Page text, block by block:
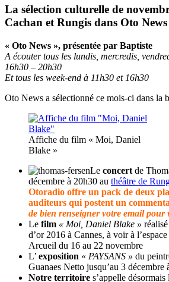
La sélection culturelle de
Cachan et Rungis dans Oto News
« Oto News », présentée par Baptiste
A écouter tous les lundis, mercredis,
16h30 – 20h30
Et tous les week-end à 11h30 et 16h30
Oto News a sélectionné ce mois-ci dans la
Affiche du film « Moi, Daniel
Blake »
Le concert de
décembre à 20h30 au théâtre de
Otoradio offre un pack de deux
auditeurs qui postent un
de bien renseigner votre email pour
Le film « Moi, Daniel Blake »
d’or 2016 à Cannes, à voir à
Arcueil du 16 au 22 novembre
L’ exposition « PAYSANS » du
Guanaes Netto jusqu’au 3 décembre
Notre territoire s’appelle désormais